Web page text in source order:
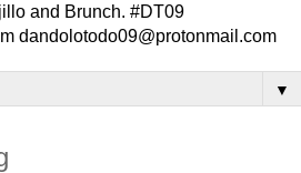
and Brunch. #DT09
dandolotodo09@protonmail.com
▼